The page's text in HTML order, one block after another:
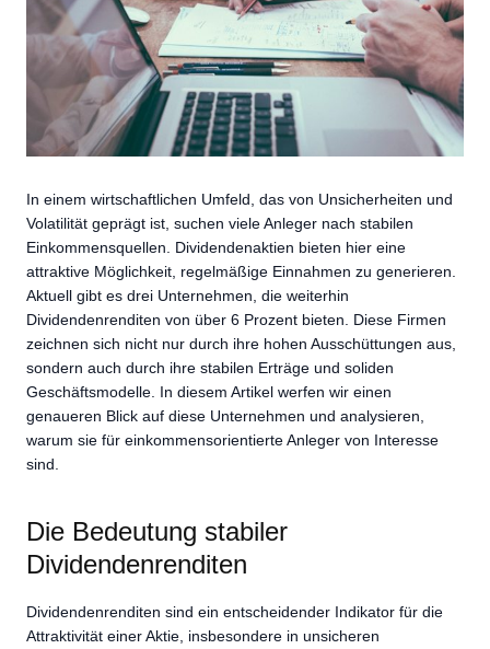
In einem wirtschaftlichen Umfeld, das von Unsicherheiten und
Volatilität geprägt ist, suchen viele Anleger nach stabilen
Einkommensquellen. Dividendenaktien bieten hier eine
attraktive Möglichkeit, regelmäßige Einnahmen zu generieren.
Aktuell gibt es drei Unternehmen, die weiterhin
Dividendenrenditen von über 6 Prozent bieten. Diese Firmen
zeichnen sich nicht nur durch ihre hohen Ausschüttungen aus,
sondern auch durch ihre stabilen Erträge und soliden
Geschäftsmodelle. In diesem Artikel werfen wir einen
genaueren Blick auf diese Unternehmen und analysieren,
warum sie für einkommensorientierte Anleger von Interesse
sind.
Die Bedeutung stabiler
Dividendenrenditen
Dividendenrenditen sind ein entscheidender Indikator für die
Attraktivität einer Aktie, insbesondere in unsicheren